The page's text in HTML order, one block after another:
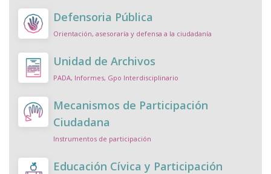
Defensoria Pública
Orientación, asesoraría y defensa a la ciudadanía
Unidad de Archivos
PADA, Informes, Gpo Interdisciplinario
Mecanismos de Participación
Ciudadana
Instrumentos de participación
Educación Cívica y Participación